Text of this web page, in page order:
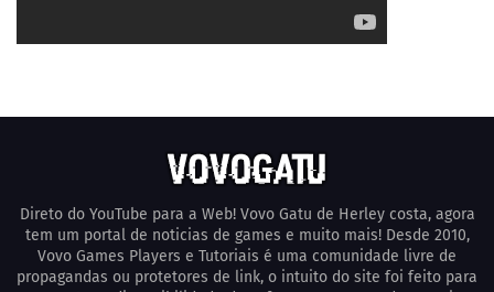
Direto do YouTube para a Web! Vovo Gatu de Herley costa, agora
tem um portal de noticias de games e muito mais! Desde 2010,
Vovo Games Players e Tutoriais é uma comunidade livre de
propagandas ou protetores de link, o intuito do site foi feito para